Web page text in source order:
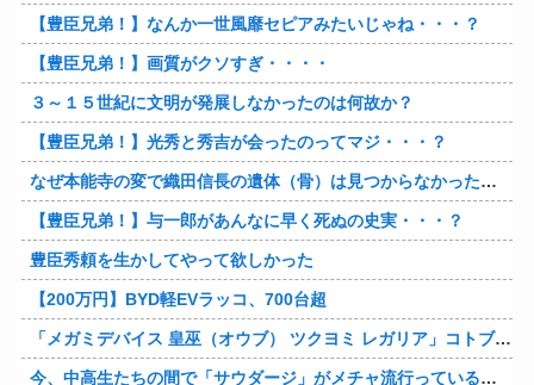
【豊臣兄弟！】なんか一世風靡セピアみたいじゃね・・・？
【豊臣兄弟！】画質がクソすぎ・・・・
３～１５世紀に文明が発展しなかったのは何故か？
【豊臣兄弟！】光秀と秀吉が会ったのってマジ・・・？
なぜ本能寺の変で織田信長の遺体（骨）は見つからなかったのか
【豊臣兄弟！】与一郎があんなに早く死ぬの史実・・・？
豊臣秀頼を生かしてやって欲しかった
【200万円】BYD軽EVラッコ、700台超
「メガミデバイス 皇巫（オウブ） ツクヨミ レガリア」コトブキヤデビュー…
今、中高生たちの間で「サウダージ」がメチャ流行っているらしい